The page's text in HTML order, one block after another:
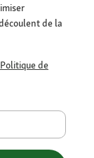
de la
Politique de